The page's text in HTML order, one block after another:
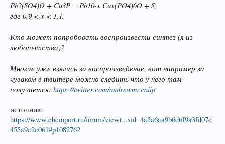
Pb2(SO4)O + Cu3P = Pb10-x Cux(PO4)6O + S,
где 0,9 < x < 1,1.
Кто может попробовать воспроизвести синтез (я из
любопытства)?
Многие уже взялись за воспроизведение, вот например за
чуваком в твитере можно следить что у него там
получается: https://twitter.com/andrewmccalip
источник:
https://www.chemport.ru/forum/viewt...sid=4a5a6aa9b6d6f9a3fd07c
455a9e2e061#p1082762